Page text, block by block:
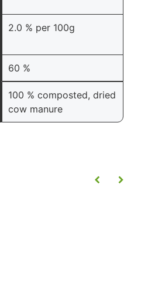
2.0 % per 100g
60 %
100 % composted, dried
cow manure